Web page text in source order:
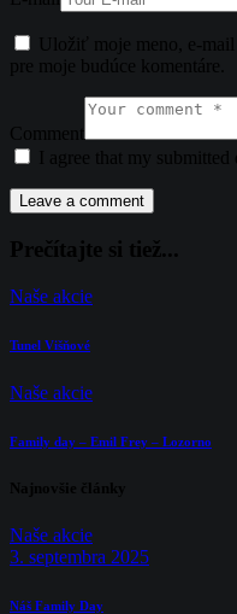
Uložiť moje meno, e-
pre moje budúce komentáre.
Comment
I agree that my submitted
Prečítajte si tiež...
Naše akcie
Tunel Višňové
Naše akcie
Family day – Emil Frey – Lozorno
Najnovšie články
Naše akcie
3. septembra 2025
Náš Family Day